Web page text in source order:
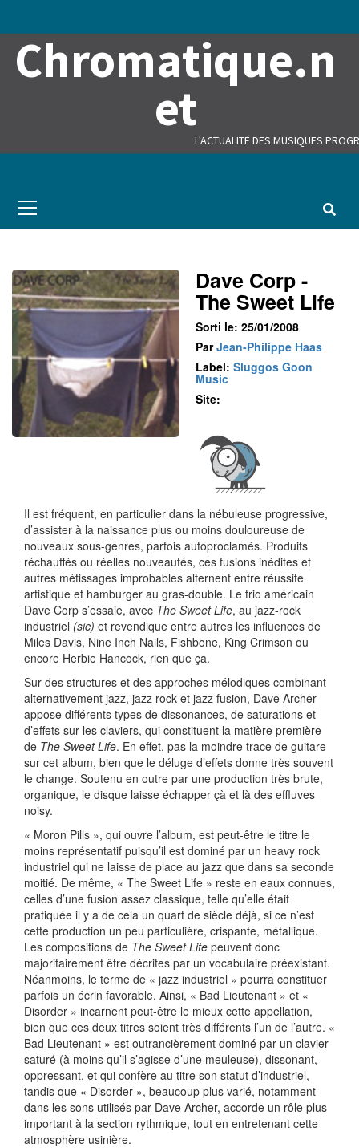
Chromatique.n
et
L'ACTUALITÉ DES MUSIQUES
Menu
Dave Corp -
The Sweet Life
Sorti le: 25/01/2008
ParJean-Philippe Haas
Label: Sluggos Goon
Music
Site:
Il est fréquent, en particulier dans la nébuleuse progressive,
d’assister à la naissance plus ou moins douloureuse de
nouveaux sous-genres, parfois autoproclamés. Produits
réchauffés ou réelles nouveautés, ces fusions inédites et
autres métissages improbables alternent entre réussite
artistique et hamburger au gras-double. Le trio américain
Dave Corp s’essaie, avec The Sweet Life, au jazz-rock
industriel (sic) et revendique entre autres les influences de
Miles Davis, Nine Inch Nails, Fishbone, King Crimson ou
encore Herbie Hancock, rien que ça.
Sur des structures et des approches mélodiques combinant
alternativement jazz, jazz rock et jazz fusion, Dave Archer
appose différents types de dissonances, de saturations et
d’effets sur les claviers, qui constituent la matière première
de The Sweet Life. En effet, pas la moindre trace de guitare
sur cet album, bien que le déluge d’effets donne très souvent
le change. Soutenu en outre par une production très brute,
organique, le disque laisse échapper çà et là des effluves
noisy.
« Moron Pills », qui ouvre l’album, est peut-être le titre le
moins représentatif puisqu’il est dominé par un heavy rock
industriel qui ne laisse de place au jazz que dans sa seconde
moitié. De même, « The Sweet Life » reste en eaux connues,
celles d’une fusion assez classique, telle qu’elle était
pratiquée il y a de cela un quart de siècle déjà, si ce n’est
cette production un peu particulière, crispante, métallique.
Les compositions de The Sweet Life peuvent donc
majoritairement être décrites par un vocabulaire préexistant.
Néanmoins, le terme de « jazz industriel » pourra constituer
parfois un écrin favorable. Ainsi, « Bad Lieutenant » et «
Disorder » incarnent peut-être le mieux cette appellation,
bien que ces deux titres soient très différents l’un de l’autre. «
Bad Lieutenant » est outrancièrement dominé par un clavier
saturé (à moins qu’il s’agisse d’une meuleuse), dissonant,
oppressant, et qui confère au titre son statut d’industriel,
tandis que « Disorder », beaucoup plus varié, notamment
dans les sons utilisés par Dave Archer, accorde un rôle plus
important à la section rythmique, tout en entretenant cette
atmosphère usinière.